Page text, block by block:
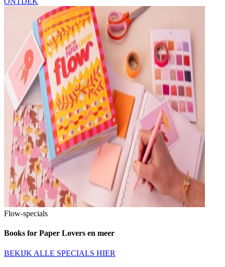
Flow-specials
Books for Paper Lovers en meer
BEKIJK ALLE SPECIALS HIER